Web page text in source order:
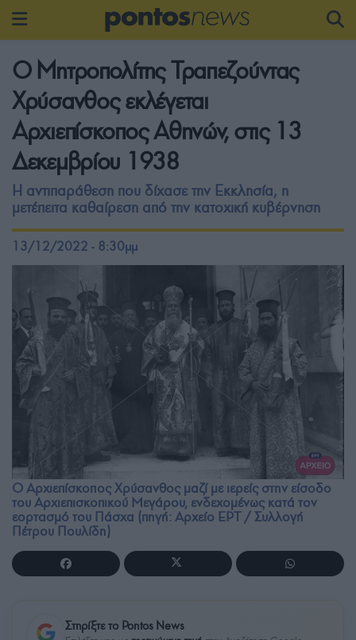
Ο Μητροπολίτης Τραπεζούντας
Χρύσανθος εκλέγεται
Αρχιεπίσκοπος Αθηνών, στις 13
Δεκεμβρίου 1938
Η αντιπαράθεση που δίχασε την Εκκλησία, η
μετέπειτα καθαίρεση από την κατοχική κυβέρνηση
13/12/2022 - 8:30μμ
Ο Αρχιεπίσκοπος Χρύσανθος μαζί με ιερείς στην είσοδο
του Αρχιεπισκοπικού Μεγάρου, ενδεχομένως κατά τον
εορτασμό του Πάσχα (πηγή: Αρχείο ΕΡΤ / Συλλογή
Πέτρου Πουλίδη)
Στηρίξτε το Pontos News